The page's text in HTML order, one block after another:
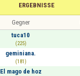
ERGEBNISSE
Gegner
tuca10
(225)
geminiana.
(181)
El mago de hoz